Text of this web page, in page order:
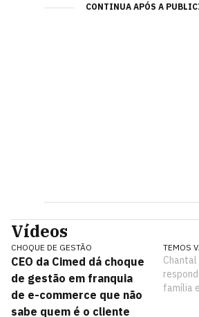
CONTINUA APÓS A
Vídeos
CHOQUE DE GESTÃO
CEO da Cimed dá choque
de gestão em franquia
de e-commerce que não
sabe quem é o cliente
TEMOS
Chantal
família